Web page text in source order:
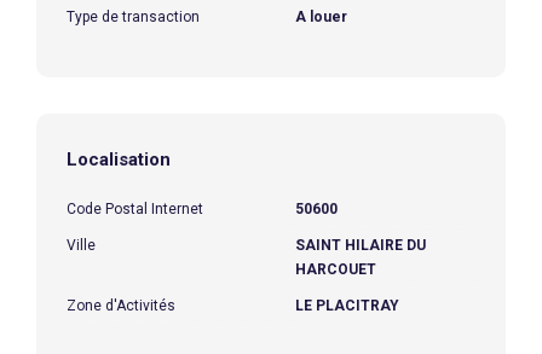
Type de transaction A louer
Localisation
Code Postal Internet 50600
Ville
SAINT HILAIRE DU
HARCOUET
Zone d'Activités LE PLACITRAY